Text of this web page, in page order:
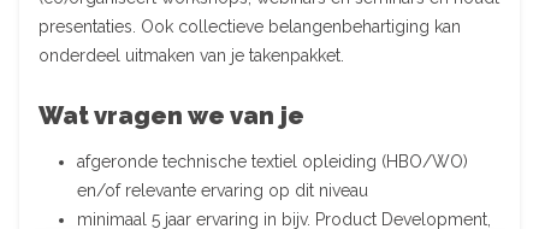
presentaties. Ook collectieve belangenbehartiging kan
onderdeel uitmaken van je takenpakket.
Wat vragen we van je
afgeronde technische textiel opleiding (HBO/WO)
en/of relevante ervaring op dit niveau
minimaal 5 jaar ervaring in bijv. Product Development,